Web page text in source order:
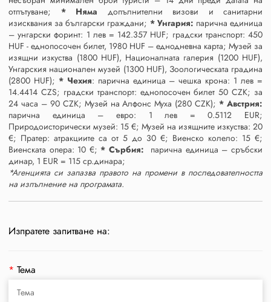
отпътуване; * Няма допълнителни визови и санитарни
изисквания за български граждани; * Унгария: парична единица
– унгарски форинт: 1 лев = 142.357 HUF; градски транспорт: 450
HUF - еднопосочен билет, 1980 HUF – еднодневна карта; Музей за
изящни изкуства (1800 HUF), Националната галерия (1200 HUF),
Унгарския национален музей (1300 HUF), Зоологическата градина
(2800 HUF); * Чехия: парична единица – чешка крона: 1 лев =
14.4414 CZS; градски транспорт: еднопосочен билет 50 CZK; за
24 часа – 90 CZK; Музей на Алфонс Муха (280 CZK); * Австрия:
парична единица – евро: 1 лев = 0.5112 EUR;
Природоисторически музей: 15 €; Музей на изящните изкуства: 20
€; Пратер: атракциите са от 5 до 30 €; Виенско колело: 15 €;
Виенската опера: 10 €; * Сърбия: парична единица – сръбски
динар, 1 EUR = 115 ср.динара;
*Агенцията си запазва правото на промени в последователността
на изпълнение на програмата.
Изпратете запитване на:
* Тема